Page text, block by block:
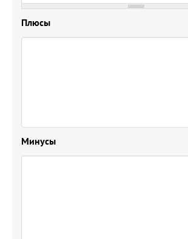
Плюсы
Минусы